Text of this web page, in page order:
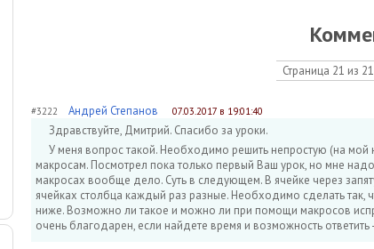
Страница 21 из
#3222 Андрей Степанов 07.03.2017 в 19:01:40
Здравствуйте, Дмитрий. Спасибо за уроки.
У меня вопрос такой. Необходимо решить непростую (на мой
макросам. Посмотрел пока только первый Ваш урок, но мне
макросах вообще дело. Суть в следующем. В ячейке через
ячейках столбца каждый раз разные. Необходимо сделать так,
ниже. Возможно ли такое и можно ли при помощи макросов
очень благодарен, если найдете время и возможность